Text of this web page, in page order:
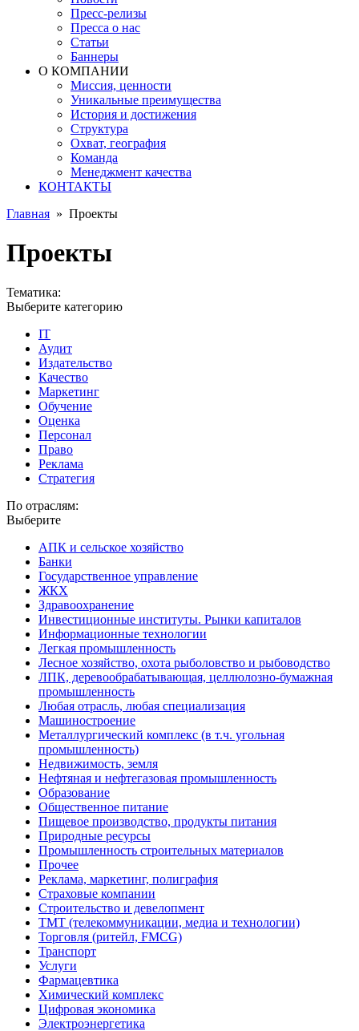
Пресс-релизы
Пресса о нас
Статьи
Баннеры
О КОМПАНИИ
Миссия, ценности
Уникальные преимущества
История и достижения
Структура
Охват, география
Команда
Менеджмент качества
КОНТАКТЫ
Главная » Проекты
Проекты
Тематика:
Выберите категорию
IT
Аудит
Издательство
Качество
Маркетинг
Обучение
Оценка
Персонал
Право
Реклама
Стратегия
По отраслям:
Выберите
АПК и сельское хозяйство
Банки
Государственное управление
ЖКХ
Здравоохранение
Инвестиционные институты. Рынки капиталов
Информационные технологии
Легкая промышленность
Лесное хозяйство, охота рыболовство и рыбоводство
ЛПК, деревообрабатывающая, целлюлозно-бумажная
промышленность
Любая отрасль, любая специализация
Машиностроение
Металлургический комплекс (в т.ч. угольная
промышленность)
Недвижимость, земля
Нефтяная и нефтегазовая промышленность
Образование
Общественное питание
Пищевое производство, продукты питания
Природные ресурсы
Промышленность строительных материалов
Прочее
Реклама, маркетинг, полиграфия
Страховые компании
Строительство и девелопмент
ТМТ (телекоммуникации, медиа и технологии)
Торговля (ритейл, FMCG)
Транспорт
Услуги
Фармацевтика
Химический комплекс
Цифровая экономика
Электроэнергетика